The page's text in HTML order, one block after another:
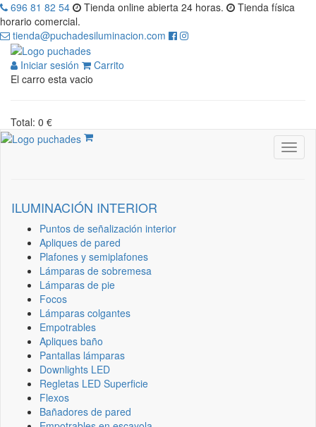
696 81 82 54 Tienda online abierta 24 horas.
Tienda física
horario comercial.
tienda@puchadesiluminacion.com
Iniciar sesión
Carrito
El carro esta vacio
Total: 0 €
ILUMINACIÓN INTERIOR
Puntos de señalización interior
Apliques de pared
Plafones y semiplafones
Lámparas de sobremesa
Lámparas de pie
Focos
Lámparas colgantes
Empotrables
Apliques baño
Pantallas lámparas
Downlights LED
Regletas LED Superficie
Flexos
Bañadores de pared